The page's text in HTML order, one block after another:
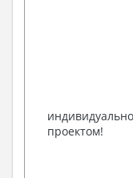
проектом!